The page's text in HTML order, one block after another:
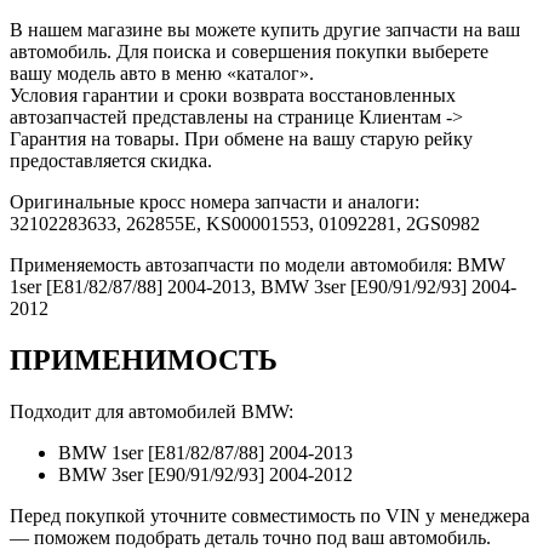
В нашем магазине вы можете купить другие запчасти на ваш
автомобиль. Для поиска и совершения покупки выберете
вашу модель авто в меню «каталог».
Условия гарантии и сроки возврата восстановленных
автозапчастей представлены на странице Клиентам ->
Гарантия на товары. При обмене на вашу старую рейку
предоставляется скидка.
Оригинальные кросс номера запчасти и аналоги:
32102283633, 262855E, KS00001553, 01092281, 2GS0982
Применяемость автозапчасти по модели автомобиля: BMW
1ser [E81/82/87/88] 2004-2013, BMW 3ser [E90/91/92/93] 2004-
2012
ПРИМЕНИМОСТЬ
Подходит для автомобилей BMW:
BMW 1ser [E81/82/87/88] 2004-2013
BMW 3ser [E90/91/92/93] 2004-2012
Перед покупкой уточните совместимость по VIN у менеджера
— поможем подобрать деталь точно под ваш автомобиль.